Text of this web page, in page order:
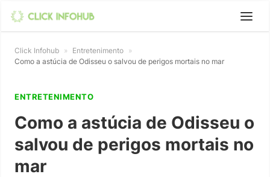
Click Infohub » Entretenimento »
Como a astúcia de Odisseu o salvou de perigos mortais no mar
ENTRETENIMENTO
Como a astúcia de Odisseu o
salvou de perigos mortais no
mar